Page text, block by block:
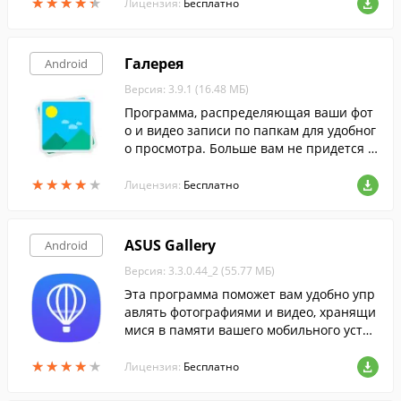
Лицензия: Бесплатно
Android
★★★★ ★
★★★★ ★
Галерея
Версия: 3.9.1 (16.48 МБ)
Программа, распределяющая ваши фот
о и видео записи по папкам для удобног
о просмотра. Больше вам не придется п
графий, чтобы найти нужную.
Лицензия: Бесплатно
Android
★★★★★
★★★★★
ASUS Gallery
Версия: 3.3.0.44_2 (55.77 МБ)
Эта программа поможет вам удобно упр
авлять фотографиями и видео, хранящи
мися в памяти вашего мобильного устро
о облачных хранилищах.
Лицензия: Бесплатно